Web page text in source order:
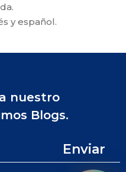
y español.
nuestro
Blogs.
Enviar